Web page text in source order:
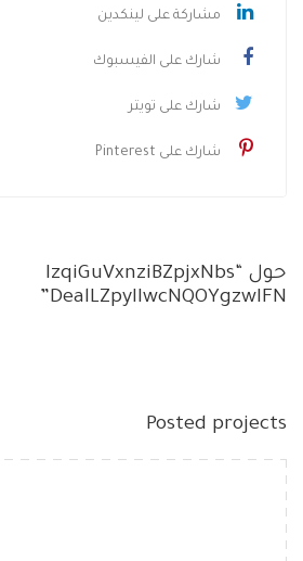
مشاركة على لينكدين
شارك على الفيسبوك
شارك على تويتر
شارك على Pinterest
حول “IzqiGuVxnziBZpjxNbs
DealLZpyIIwcNQOYgzwIFN”
Posted projects